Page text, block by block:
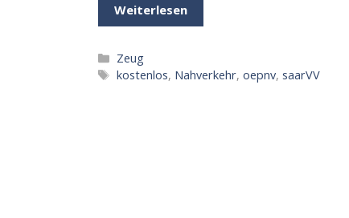
Weiterlesen
Kategorien
Zeug
Schlagwörter
kostenlos, Nahverkehr,oepnv,saarVV